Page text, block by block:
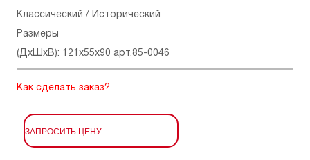
Классический / Исторический
Размеры
(ДхШхВ): 121x55x90 арт.85-0046
Как сделать заказ?
ЗАПРОСИТЬ ЦЕНУ